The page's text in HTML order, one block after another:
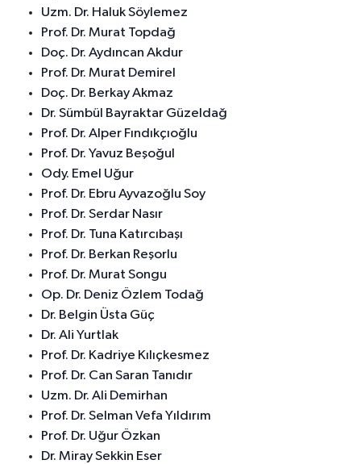
Uzm. Dr. Haluk Söylemez
Prof. Dr. Murat Topdağ
Doç. Dr. Aydıncan Akdur
Prof. Dr. Murat Demirel
Doç. Dr. Berkay Akmaz
Dr. Sümbül Bayraktar Güzeldağ
Prof. Dr. Alper Fındıkçıoğlu
Prof. Dr. Yavuz Beşoğul
Ody. Emel Uğur
Prof. Dr. Ebru Ayvazoğlu Soy
Prof. Dr. Serdar Nasır
Prof. Dr. Tuna Katırcıbaşı
Prof. Dr. Berkan Reşorlu
Prof. Dr. Murat Songu
Op. Dr. Deniz Özlem Todağ
Dr. Belgin Üsta Güç
Dr. Ali Yurtlak
Prof. Dr. Kadriye Kılıçkesmez
Prof. Dr. Can Saran Tanıdır
Uzm. Dr. Ali Demirhan
Prof. Dr. Selman Vefa Yıldırım
Prof. Dr. Uğur Özkan
Dr. Miray Sekkin Eser